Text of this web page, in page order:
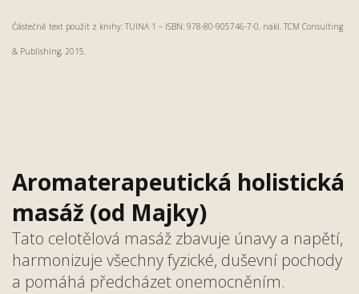
Částečně text použit z knihy: TUINA 1 – ISBN: 978-80-905746-7-0, nakl. TCM Consulting
& Publishing, 2015.
Aromaterapeutická holistická
masáž (od Majky)
Tato celotělová masáž zbavuje únavy a napětí,
harmonizuje všechny fyzické, duševní pochody
a pomáhá předcházet onemocněním.